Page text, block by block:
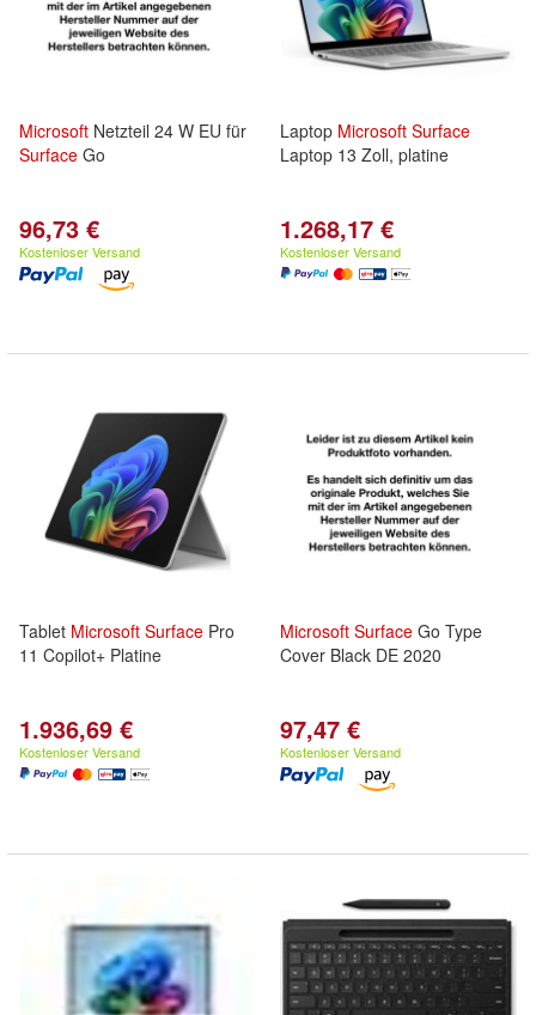
Microsoft Netzteil 24 W EU für
Surface Go
96,73 €
Kostenloser Versand
Laptop Microsoft Surface
Laptop 13 Zoll, platine
1.268,17 €
Kostenloser Versand
Tablet Microsoft Surface Pro
11 Copilot+ Platine
1.936,69 €
Kostenloser Versand
Microsoft Surface Go Type
Cover Black DE 2020
97,47 €
Kostenloser Versand